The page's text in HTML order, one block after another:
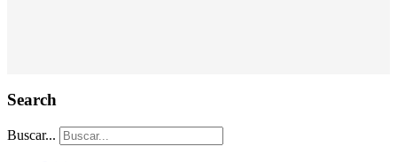
Search
Buscar...